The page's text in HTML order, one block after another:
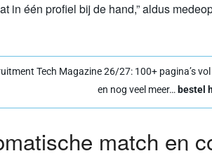
in één profiel bij de hand,” aldus
Tech Magazine 26/27: 100+ pagina’s
en nog veel meer… bestel
match en